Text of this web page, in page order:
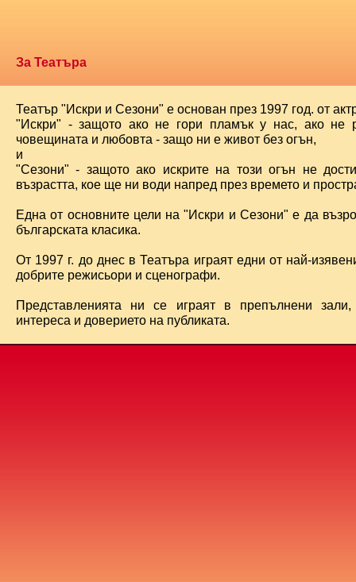
За Театъра
Театър "Искри и Сезони" е основан през 1997 год. от
"Искри" - защото ако не гори пламък у нас, ако не
човещината и любовта - защо ни е живот без огън,
и
"Сезони" - защото ако искрите на този огън не
възрастта, кое ще ни води напред през времето и
Една от основните цели на "Искри и Сезони" е да
българската класика.
От 1997 г. до днес в Театъра играят едни от най-
добрите режисьори и сценографи.
Представленията ни се играят в препълнени
интереса и доверието на публиката.